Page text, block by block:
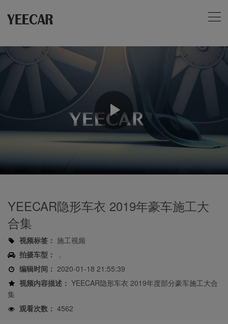
Play
Video
YEECAR隐形车衣 2019年豪车施工大
合集
视频标签： 施工视频
拍摄车型：
,
编辑时间： 2020-01-18 21:55:39
视频内容描述： YEECAR隐形车衣 2019年度部分豪车施工大合
集
观看次数： 4562